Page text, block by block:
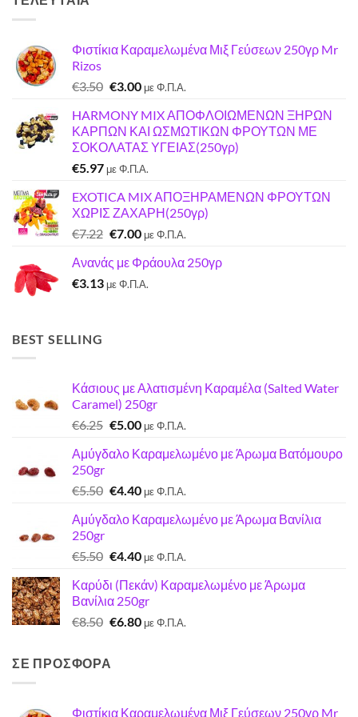
Φιστίκια Καραμελωμένα Μιξ Γεύσεων 250γρ Mr
Rizos
€3.50 Original
was:
€3.50.
€3.00Η
τιμή
είναι:
€3.00.
με Φ.Π.Α.
HARMONY MIX ΑΠΟΦΛΟΙΩΜΕΝΩΝ ΞΗΡΩΝ
ΚΑΡΠΩΝ ΚΑΙ ΩΣΜΩΤΙΚΩΝ ΦΡΟΥΤΩΝ ΜΕ
ΣΟΚΟΛΑΤΑΣ ΥΓΕΙΑΣ(250γρ)
€5.97 με Φ.Π.Α.
EXOTICA MIX ΑΠΟΞΗΡΑΜΕΝΩΝ ΦΡΟΥΤΩΝ
ΧΩΡΙΣ ΖΑΧΑΡΗ(250γρ)
€7.22 Original
was:
€7.22.
€7.00Η
τιμή
είναι:
με Φ.Π.Α.
Ανανάς με Φράουλα 250γρ
€3.13 με Φ.Π.Α.
BEST SELLING
Κάσιους με Αλατισμένη Καραμέλα (Salted Water
Caramel) 250gr
€6.25 Original
was:
€5.00Η
τιμή
€5.00.
με Φ.Π.Α.
Αμύγδαλο Καραμελωμένο με Άρωμα Βατόμουρο
250gr
€5.50 Original
was:
€4.40Η
τιμή
€4.40.
με Φ.Π.Α.
Αμύγδαλο Καραμελωμένο με Άρωμα Βανίλια
250gr
€5.50 Original
was:
€5.50.
€4.40Η
τιμή
είναι:
€4.40.
με Φ.Π.Α.
Καρύδι (Πεκάν) Καραμελωμένο με Άρωμα
Βανίλια 250gr
€8.50 Original
€8.50.
€6.80Ημε Φ.Π.Α.
ΣΕ ΠΡΟΣΦΟΡΑ
Φιστίκια Καραμελωμένα Μιξ Γεύσεων 250γρ Mr